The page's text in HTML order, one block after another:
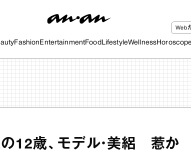
Fashion EntertainmentFood LifestyleWellness
Web
12歳、モデル・美絽 惹か